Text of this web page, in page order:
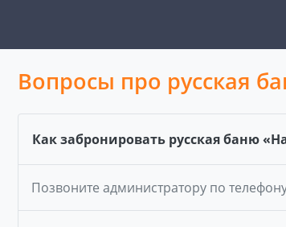
Вопросы про русская
Как забронировать русская баню
Позвоните администратору по